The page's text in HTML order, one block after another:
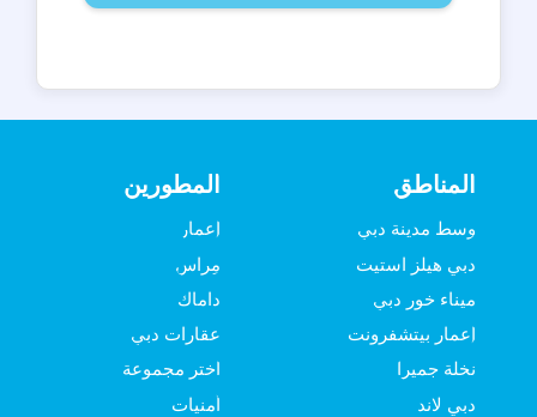
المطورين
إعمار
مِراس
داماك
عقارات دبي
اختر مجموعة
أمنيات
المناطق
وسط مدينة دبي
دبي هيلز استيت
ميناء خور دبي
إعمار بيتشفرونت
نخلة جميرا
دبي لاند